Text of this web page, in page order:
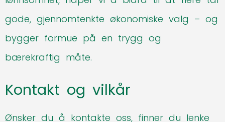
gode, gjennomtenkte økonomiske valg – og
bygger formue på en trygg og
bærekraftig måte.
Kontakt og vilkår
Ønsker du å kontakte oss, finner du lenke